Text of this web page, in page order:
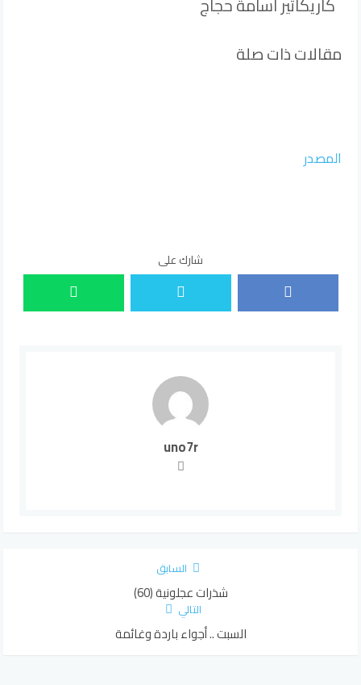
مقالات ذات صلة
المصدر
شارك على
uno7r
السابق
شذرات عجلونية (60)
التالي
السبت .. أجواء باردة وغائمة